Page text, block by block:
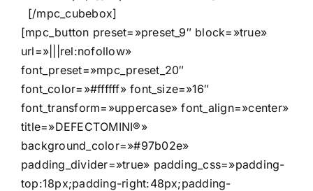
[/mpc_cubebox]
[mpc_button preset=»preset_9″ block=»true»
url=»|||rel:nofollow»
font_preset=»mpc_preset_20″
font_color=»#ffffff» font_size=»16″
font_transform=»uppercase» font_align=»center»
title=»DEFECTOMINI®»
background_color=»#97b02e»
padding_divider=»true» padding_css=»padding-
top:18px;padding-right:48px;padding-